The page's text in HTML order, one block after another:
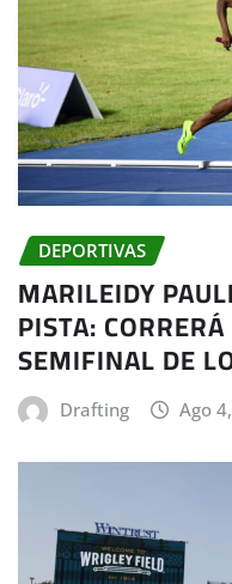
DEPORTIVAS
MARILEIDY
PISTA:
SEMIFINAL DE
Drafting Ago